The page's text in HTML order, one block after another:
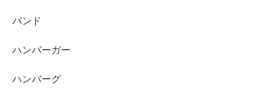
バンド
ハンバーガー
ハンバーグ